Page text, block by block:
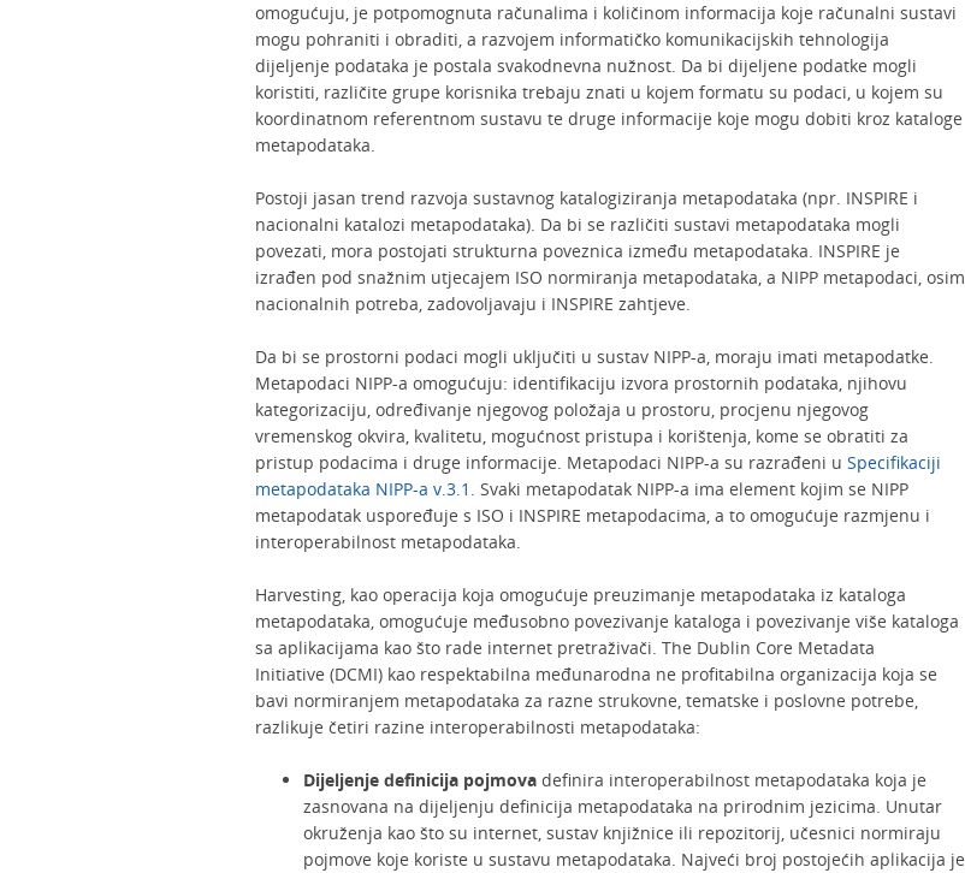
omogućuju, je potpomognuta računalima i količinom informacija koje računalni sustavi
mogu pohraniti i obraditi, a razvojem informatičko komunikacijskih tehnologija
dijeljenje podataka je postala svakodnevna nužnost. Da bi dijeljene podatke mogli
koristiti, različite grupe korisnika trebaju znati u kojem formatu su podaci, u kojem su
koordinatnom referentnom sustavu te druge informacije koje mogu dobiti kroz kataloge
metapodataka.
Postoji jasan trend razvoja sustavnog katalogiziranja metapodataka (npr. INSPIRE i
nacionalni katalozi metapodataka). Da bi se različiti sustavi metapodataka mogli
povezati, mora postojati strukturna poveznica između metapodataka. INSPIRE je
izrađen pod snažnim utjecajem ISO normiranja metapodataka, a NIPP metapodaci, osim
nacionalnih potreba, zadovoljavaju i INSPIRE zahtjeve.
Da bi se prostorni podaci mogli uključiti u sustav NIPP-a, moraju imati metapodatke.
Metapodaci NIPP-a omogućuju: identifikaciju izvora prostornih podataka, njihovu
kategorizaciju, određivanje njegovog položaja u prostoru, procjenu njegovog
vremenskog okvira, kvalitetu, mogućnost pristupa i korištenja, kome se obratiti za
pristup podacima i druge informacije. Metapodaci NIPP-a su razrađeni u Specifikaciji
metapodataka NIPP-a v.3.1 . Svaki metapodatak NIPP-a ima element kojim se NIPP
metapodatak uspoređuje s ISO i INSPIRE metapodacima, a to omogućuje razmjenu i
interoperabilnost metapodataka.
Harvesting, kao operacija koja omogućuje preuzimanje metapodataka iz kataloga
metapodataka, omogućuje međusobno povezivanje kataloga i povezivanje više kataloga
sa aplikacijama kao što rade internet pretraživači. The Dublin Core Metadata
Initiative (DCMI) kao respektabilna međunarodna ne profitabilna organizacija koja se
bavi normiranjem metapodataka za razne strukovne, tematske i poslovne potrebe,
razlikuje četiri razine interoperabilnosti metapodataka:
Dijeljenje definicija pojmova definira interoperabilnost metapodataka koja je
zasnovana na dijeljenju definicija metapodataka na prirodnim jezicima. Unutar
okruženja kao što su internet, sustav knjižnice ili repozitorij, učesnici normiraju
pojmove koje koriste u sustavu metapodataka. Najveći broj postojećih aplikacija je